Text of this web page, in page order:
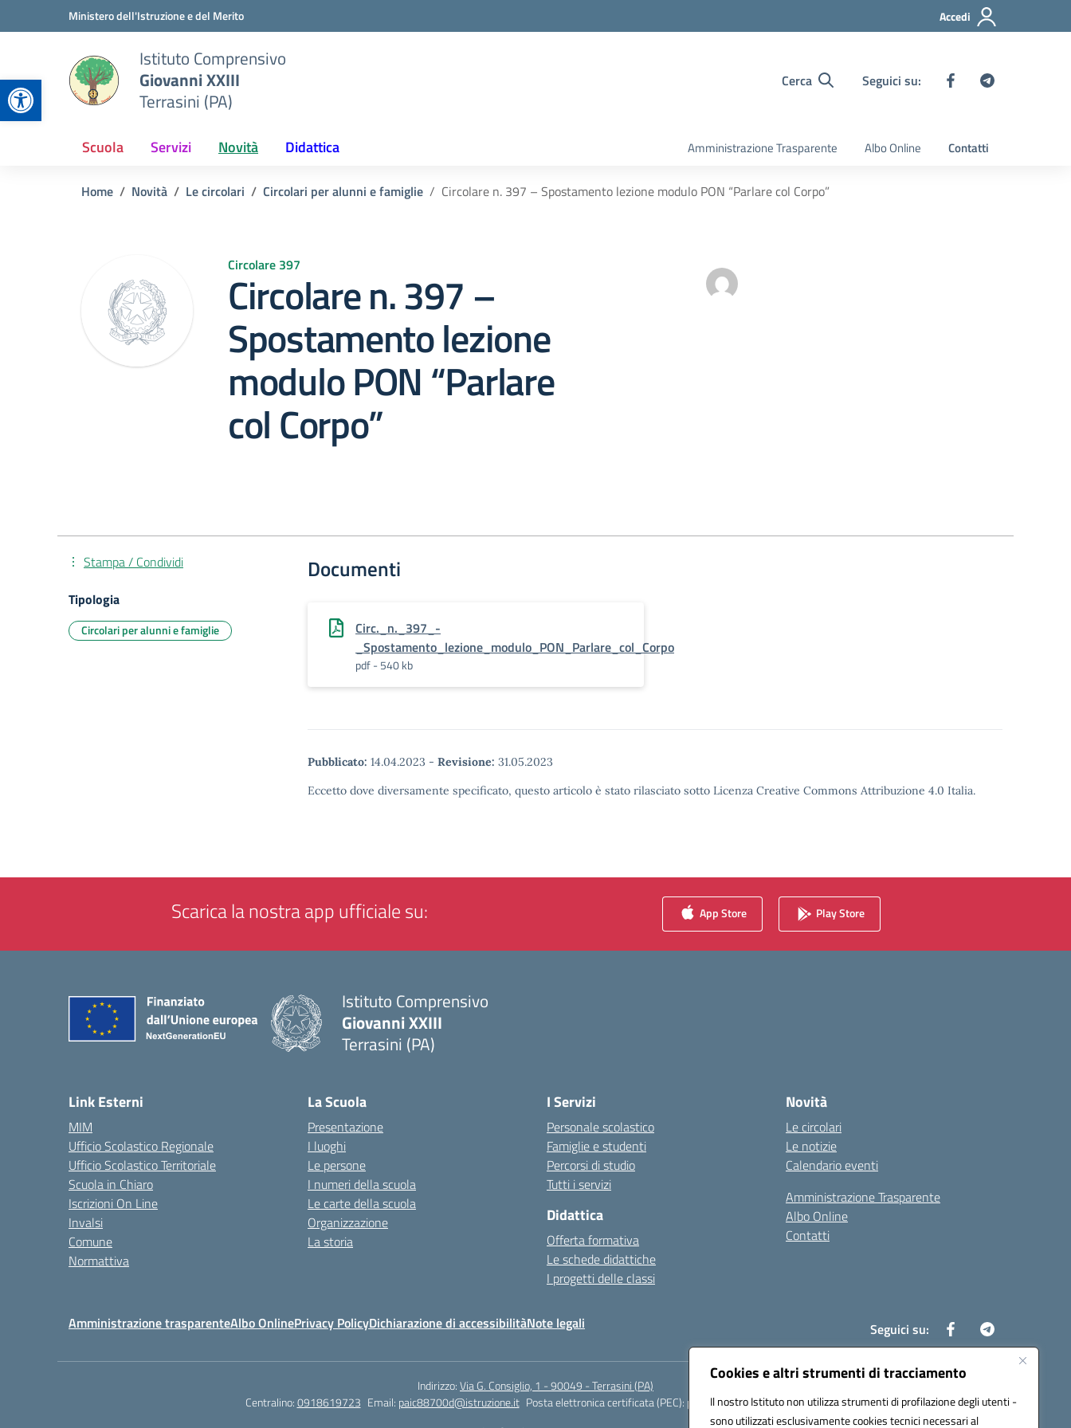
Apri la barra degli strumenti
Cookies e altri strumenti di tracciamento
Il nostro Istituto non utilizza strumenti di profilazione degli utenti -
sono utilizzati esclusivamente cookies tecnici necessari al
Vai ai contenuti
Vai al menu di navigazioneMinistero dell'Istruzione e del Merito Accedi
Istituto Comprensivo
Giovanni XXIII
Terrasini (PA)
Cerca Seguici su:
Scuola Servizi Novità Didattica Amministrazione Trasparente Albo Online Contatti
Home Novità Le circolari Circolari per alunni e famiglie Circolare n. 397 – Spostamento lezione modulo PON “Parlare col Corpo”
Circolare 397
Circolare n. 397 –
Spostamento lezione
modulo PON “Parlare
col Corpo”
Documenti
Circ._n._397_-
_Spostamento_lezione_modulo_PON_Parlare_col_Corpo
pdf - 540 kb
Pubblicato: 14.04.2023 - Revisione: 31.05.2023
Eccetto dove diversamente specificato, questo articolo è stato rilasciato sotto Licenza Creative Commons Attribuzione 4.0 Italia.
Stampa / Condividi
Tipologia
Circolari per alunni e famiglie
Scarica la nostra app ufficiale su: App Store Play Store
Istituto Comprensivo
Giovanni XXIII
Terrasini (PA)
Link Esterni
MIM
Ufficio Scolastico Regionale
Ufficio Scolastico Territoriale
Scuola in Chiaro
Iscrizioni On Line
Invalsi
Comune
Normattiva
La Scuola
Presentazione
I luoghi
Le persone
I numeri della scuola
Le carte della scuola
Organizzazione
La storia
I Servizi
Personale scolastico
Famiglie e studenti
Percorsi di studio
Tutti i servizi
Didattica
Offerta formativa
Le schede didattiche
I progetti delle classi
Novità
Le circolari
Le notizie
Calendario eventi
Amministrazione Trasparente
Albo Online
Contatti
Amministrazione trasparenteAlbo OnlinePrivacy PolicyDichiarazione di accessibilitàNote legali Seguici su:
Indirizzo:Via G. Consiglio, 1 - 90049 - Terrasini (PA)
Centralino:0918619723 Email: paic88700d@istruzione.it Posta elettronica certificata (PEC): paic88700d@pec.istruzione.it